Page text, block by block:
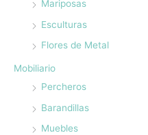
Mariposas
Esculturas
Flores de Metal
Mobiliario
Percheros
Barandillas
Muebles